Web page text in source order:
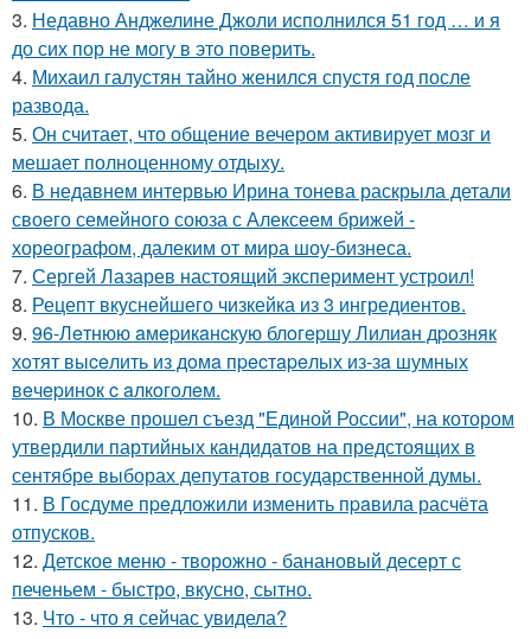
3. Недавно Анджелине Джоли исполнился 51 год … и я
до сих пор не могу в это поверить.
4. Михаил галустян тайно женился спустя год после
развода.
5. Он считает, что общение вечером активирует мозг и
мешает полноценному отдыху.
6. В недавнем интервью Ирина тонева раскрыла детали
своего семейного союза с Алексеем брижей -
хореографом, далеким от мира шоу-бизнеса.
7. Сергей Лазарев настоящий эксперимент устроил!
8. Рецепт вкуснейшего чизкейка из 3 ингредиентов.
9. 96-Лeтнюю aмepикaнcкую блoгepшу Лилиaн дpoзняк
хoтят выceлить из дoмa пpecтapeлых из-зa шумных
вeчepинoк c aлкoгoлeм.
10. В Москве прошел съезд "Единой России", на котором
утвердили партийных кандидатов на предстоящих в
сентябре выборах депутатов государственной думы.
11. В Госдуме пpeдложили изменить пpaвила расчёта
отпусков.
12. Детское меню - творожно - банановый десерт с
печеньем - быстро, вкусно, сытно.
13. Что - что я сейчас увидела?